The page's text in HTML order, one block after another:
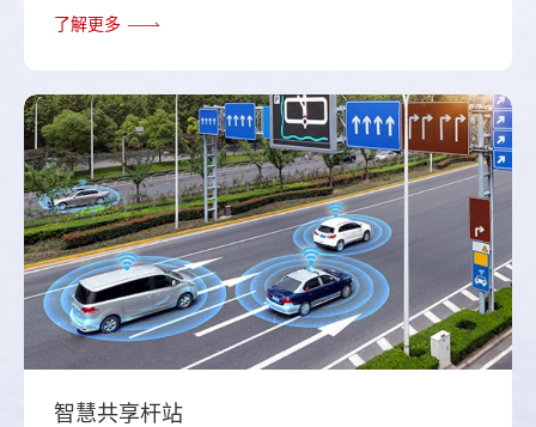
了解更多
智慧共享杆站